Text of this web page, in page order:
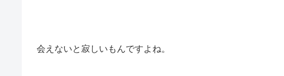
会えないと寂しいもんですよね。